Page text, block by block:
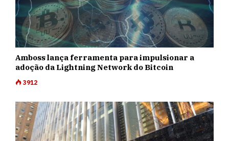
Amboss lança ferramenta para impulsionar a
adoção da Lightning Network do Bitcoin
3912